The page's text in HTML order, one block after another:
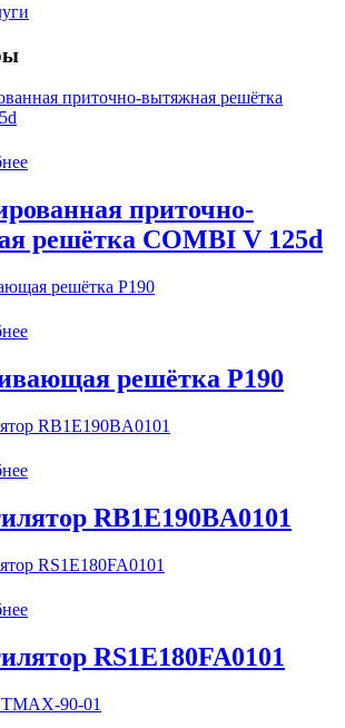
приточно-
решётка COMBI V 125d
решётка P190
RB1E190BA0101
RS1E180FA0101